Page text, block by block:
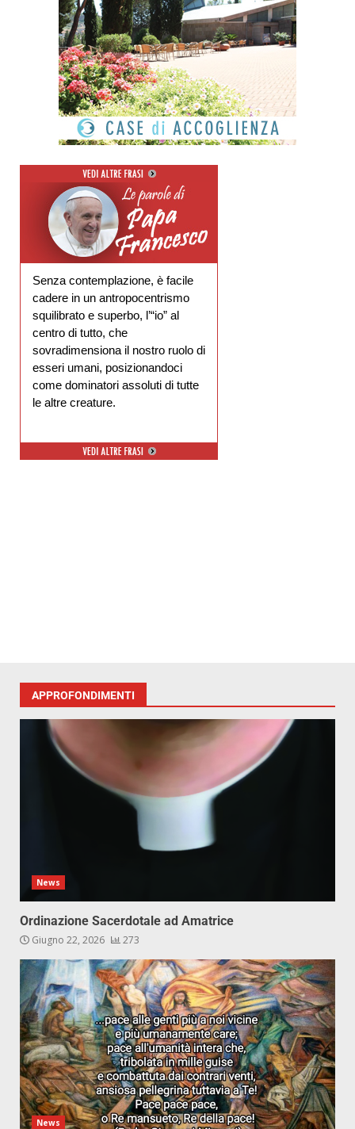
Senza contemplazione, è facile
cadere in un antropocentrismo
squilibrato e superbo, l’“io” al
centro di tutto, che
sovradimensiona il nostro ruolo di
esseri umani, posizionandoci
come dominatori assoluti di tutte
le altre creature.
APPROFONDIMENTI
News
Ordinazione Sacerdotale ad Amatrice
Giugno 22, 2026 273
News